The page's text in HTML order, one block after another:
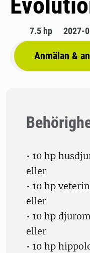
7.5 hp 2027-
Anmälan &
• 10 hp
eller
• 10 hp
eller
• 10 hp
eller
• 10 hp